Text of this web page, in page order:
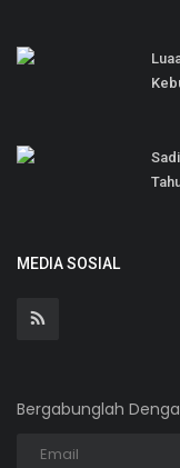
MEDIA SOSIAL
Bergabunglah